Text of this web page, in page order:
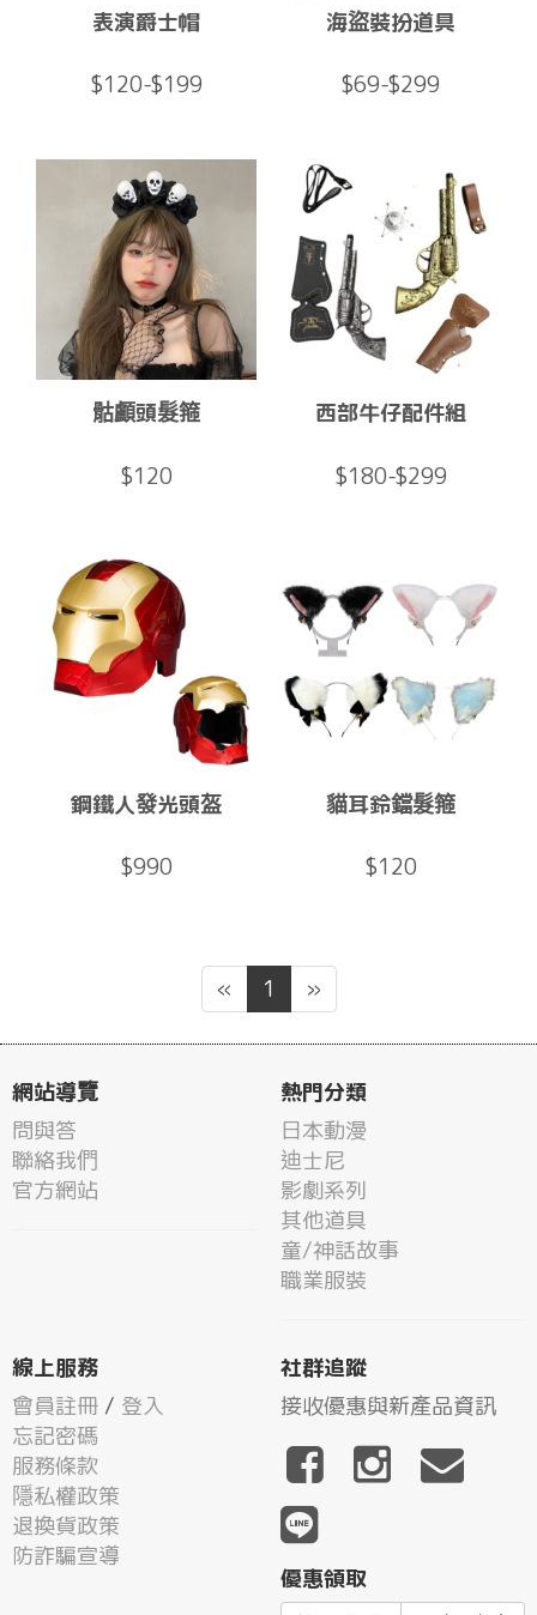
表演爵士帽
$120-$199
海盜裝扮道具
$69-$299
骷顱頭髮箍
$120
西部牛仔配件組
$180-$299
鋼鐵人發光頭盔
$990
貓耳鈴鐺髮箍
$120
« 1 »
網站導覽
問與答
聯絡我們
官方網站
熱門分類
日本動漫
迪士尼
影劇系列
其他道具
童/神話故事
職業服裝
線上服務
會員註冊 / 登入
忘記密碼
服務條款
隱私權政策
退換貨政策
防詐騙宣導
社群追蹤
接收優惠與新產品資訊
優惠領取